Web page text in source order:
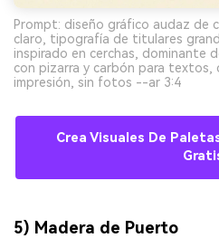
Prompt: diseño gráfico audaz de
claro, tipografía de titulares
inspirado en cerchas, dominante
con pizarra y carbón para textos,
impresión, sin fotos --ar 3:4
Crea Visuales De
5) Madera de Puerto